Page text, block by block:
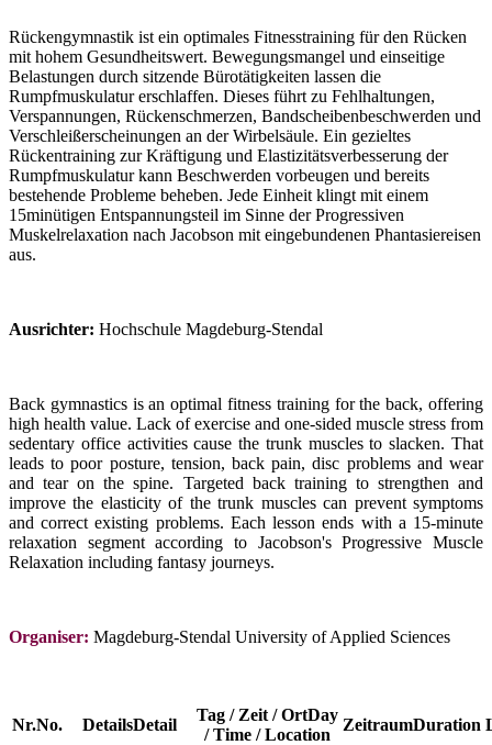
Rückengymnastik ist ein optimales Fitnesstraining für den Rücken
mit hohem Gesundheitswert. Bewegungsmangel und einseitige
Belastungen durch sitzende Bürotätigkeiten lassen die
Rumpfmuskulatur erschlaffen. Dieses führt zu Fehlhaltungen,
Verspannungen, Rückenschmerzen, Bandscheibenbeschwerden und
Verschleißerscheinungen an der Wirbelsäule. Ein gezieltes
Rückentraining zur Kräftigung und Elastizitätsverbesserung der
Rumpfmuskulatur kann Beschwerden vorbeugen und bereits
bestehende Probleme beheben. Jede Einheit klingt mit einem
15minütigen Entspannungsteil im Sinne der Progressiven
Muskelrelaxation nach Jacobson mit eingebundenen Phantasiereisen
aus.
Ausrichter: Hochschule Magdeburg-Stendal
Back gymnastics is an optimal fitness training for the back, offering
high health value. Lack of exercise and one-sided muscle stress from
sedentary office activities cause the trunk muscles to slacken. That
leads to poor posture, tension, back pain, disc problems and wear
and tear on the spine. Targeted back training to strengthen and
improve the elasticity of the trunk muscles can prevent symptoms
and correct existing problems. Each lesson ends with a 15-minute
relaxation segment according to Jacobson's Progressive Muscle
Relaxation including fantasy journeys.
Organiser: Magdeburg-Stendal University of Applied Sciences
Nr.No. DetailsDetail
Tag / Zeit / OrtDay
/ Time / Location
ZeitraumDuration